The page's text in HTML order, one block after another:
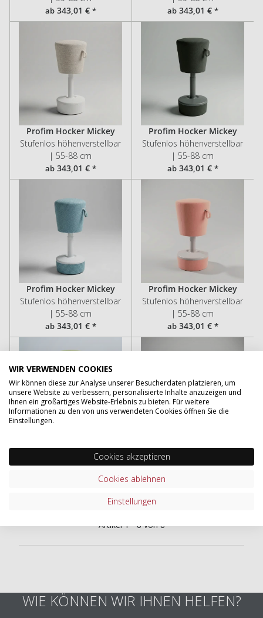
ab343,01 € * ab343,01 € *
Profim Hocker Mickey
Stufenlos höhenverstellbar
| 55-88 cm
ab343,01 € *
Profim Hocker Mickey
Stufenlos höhenverstellbar
| 55-88 cm
ab343,01 € *
Profim Hocker Mickey
Stufenlos höhenverstellbar
| 55-88 cm
ab343,01 € *
Profim Hocker Mickey
Stufenlos höhenverstellbar
| 55-88 cm
ab343,01 € *
Profim Hocker Mickey
Stufenlos höhenverstellbar
Profim Hocker Mickey
Stufenlos höhenverstellbar
Artikel 1 - 8 von 8
WIE KÖNNEN WIR IHNEN HELFEN?
WIR VERWENDEN COOKIES
Wir können diese zur Analyse unserer Besucherdaten platzieren, um
unsere Website zu verbessern, personalisierte Inhalte anzuzeigen und
Ihnen ein großartiges Website-Erlebnis zu bieten. Für weitere
Informationen zu den von uns verwendeten Cookies öffnen Sie die
Einstellungen.
Cookies akzeptieren
Cookies ablehnen
Einstellungen